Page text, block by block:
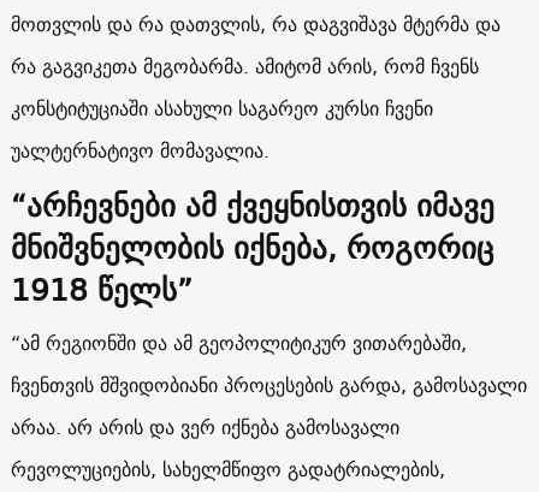
მოთვლის და რა დათვლის, რა დაგვიშავა მტერმა და
რა გაგვიკეთა მეგობარმა. ამიტომ არის, რომ ჩვენს
კონსტიტუციაში ასახული საგარეო კურსი ჩვენი
უალტერნატივო მომავალია.
“არჩევნები ამ ქვეყნისთვის იმავე
მნიშვნელობის იქნება, როგორიც
1918 წელს”
“ამ რეგიონში და ამ გეოპოლიტიკურ ვითარებაში,
ჩვენთვის მშვიდობიანი პროცესების გარდა, გამოსავალი
არაა. არ არის და ვერ იქნება გამოსავალი
რევოლუციების, სახელმწიფო გადატრიალების,